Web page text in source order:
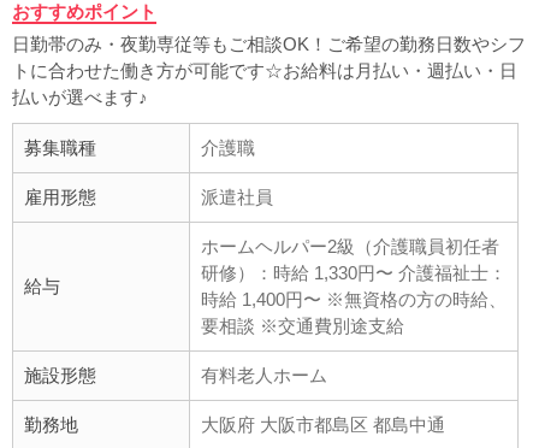
おすすめポイント
日勤帯のみ・夜勤専従等もご相談OK！ご希望の勤務日数やシフ
トに合わせた働き方が可能です☆お給料は月払い・週払い・日
払いが選べます♪
募集職種 介護職
雇用形態 派遣社員
給与
ホームヘルパー2級（介護職員初任者
研修）：時給 1,330円〜 介護福祉士：
時給 1,400円〜 ※無資格の方の時給、
要相談 ※交通費別途支給
施設形態 有料老人ホーム
勤務地 大阪府 大阪市都島区 都島中通